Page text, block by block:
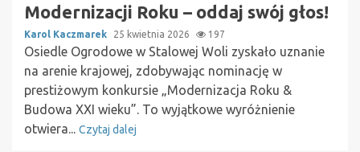
Modernizacji Roku – oddaj swój głos!
Karol Kaczmarek 25 kwietnia 2026 197
Osiedle Ogrodowe w Stalowej Woli zyskało uznanie
na arenie krajowej, zdobywając nominację w
prestiżowym konkursie „Modernizacja Roku &
Budowa XXI wieku”. To wyjątkowe wyróżnienie
otwiera... Czytaj dalej